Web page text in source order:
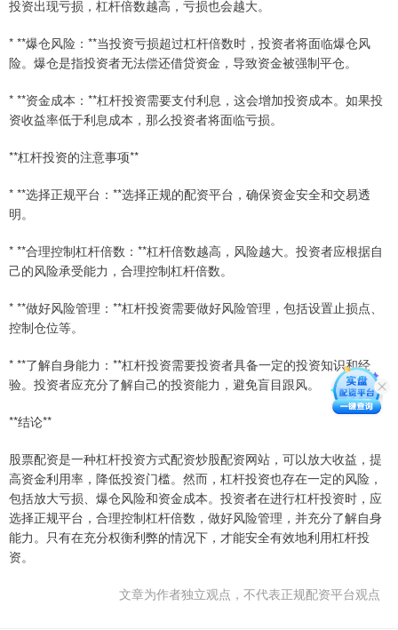
投资出现亏损，杠杆倍数越高，亏损也会越大。
* **爆仓风险：**当投资亏损超过杠杆倍数时，投资者将面临爆仓风
险。爆仓是指投资者无法偿还借贷资金，导致资金被强制平仓。
* **资金成本：**杠杆投资需要支付利息，这会增加投资成本。如果投
资收益率低于利息成本，那么投资者将面临亏损。
**杠杆投资的注意事项**
* **选择正规平台：**选择正规的配资平台，确保资金安全和交易透
明。
* **合理控制杠杆倍数：**杠杆倍数越高，风险越大。投资者应根据自
己的风险承受能力，合理控制杠杆倍数。
* **做好风险管理：**杠杆投资需要做好风险管理，包括设置止损点、
控制仓位等。
* **了解自身能力：**杠杆投资需要投资者具备一定的投资知识和经
验。投资者应充分了解自己的投资能力，避免盲目跟风。
**结论**
股票配资是一种杠杆投资方式配资炒股配资网站，可以放大收益，提
高资金利用率，降低投资门槛。然而，杠杆投资也存在一定的风险，
包括放大亏损、爆仓风险和资金成本。投资者在进行杠杆投资时，应
选择正规平台，合理控制杠杆倍数，做好风险管理，并充分了解自身
能力。只有在充分权衡利弊的情况下，才能安全有效地利用杠杆投
资。
文章为作者独立观点，不代表正规配资平台观点